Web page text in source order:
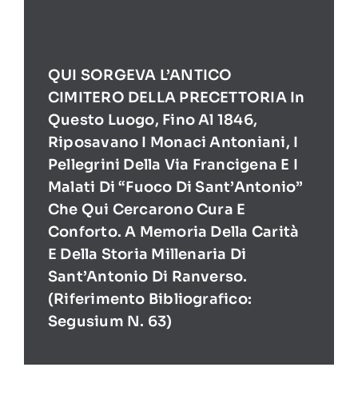
QUI SORGEVA L’ANTICO
CIMITERO DELLA PRECETTORIA In
Questo Luogo, Fino Al 1846,
Riposavano I Monaci Antoniani, I
Pellegrini Della Via Francigena E I
Malati Di “Fuoco Di Sant’Antonio”
Che Qui Cercarono Cura E
Conforto. A Memoria Della Carità
E Della Storia Millenaria Di
Sant’Antonio Di Ranverso.
(Riferimento Bibliografico:
Segusium N. 63)